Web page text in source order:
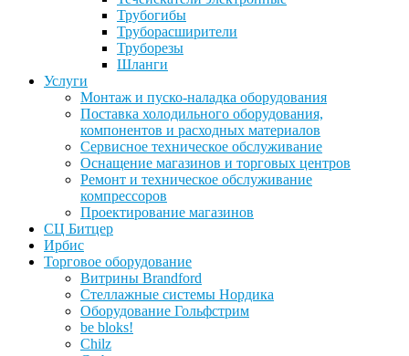
Трубогибы
Труборасширители
Труборезы
Шланги
Услуги
Монтаж и пуско-наладка оборудования
Поставка холодильного оборудования,
компонентов и расходных материалов
Сервисное техническое обслуживание
Оснащение магазинов и торговых центров
Ремонт и техническое обслуживание
компрессоров
Проектирование магазинов
СЦ Битцер
Ирбис
Торговое оборудование
Витрины Brandford
Стеллажные системы Нордика
Оборудование Гольфстрим
be bloks!
Chilz